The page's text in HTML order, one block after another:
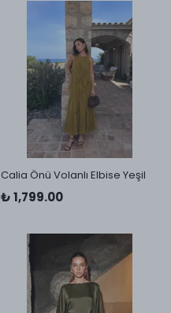
Calia Önü Volanlı Elbise Yeşil
₺ 1,799.00